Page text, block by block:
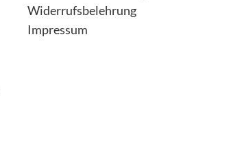
Widerrufsbelehrung
Impressum